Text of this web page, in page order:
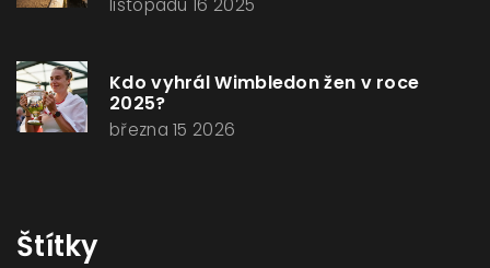
listopadu 16 2025
Kdo vyhrál Wimbledon žen v roce
2025?
března 15 2026
Štítky